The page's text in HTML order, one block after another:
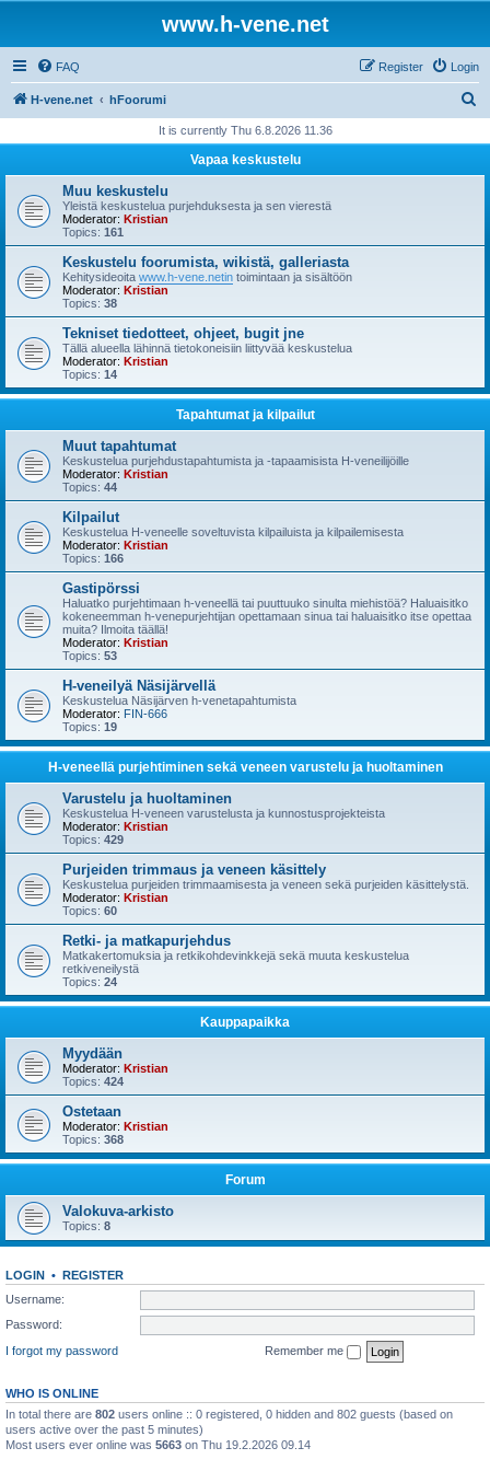
www.h-vene.net
FAQ Login
Register
H-vene.net hFoorumi
r
It is currently Thu 6.8.2026 11.36
Vapaa keskustelu
Muu keskustelu
Yleistä keskustelua purjehduksesta ja sen vierestä
Moderator: Kristian
Topics: 161
Keskustelu foorumista, wikistä, galleriasta
Kehitysideoita www.h-vene.netin toimintaan ja sisältöön
Moderator: Kristian
Topics: 38
Tekniset tiedotteet, ohjeet, bugit jne
Tällä alueella lähinnä tietokoneisiin liittyvää keskustelua
Moderator: Kristian
Topics: 14
Tapahtumat ja kilpailut
Muut tapahtumat
Keskustelua purjehdustapahtumista ja -tapaamisista H-veneilijöille
Moderator: Kristian
Topics: 44
Kilpailut
Keskustelua H-veneelle soveltuvista kilpailuista ja kilpailemisesta
Moderator: Kristian
Topics: 166
Gastipörssi
Haluatko purjehtimaan h-veneellä tai puuttuuko sinulta miehistöä? Haluaisitko
kokeneemman h-venepurjehtijan opettamaan sinua tai haluaisitko itse opettaa
muita? Ilmoita täällä!
Moderator: Kristian
Topics: 53
H-veneilyä Näsijärvellä
Keskustelua Näsijärven h-venetapahtumista
Moderator: FIN-666
Topics: 19
H-veneellä purjehtiminen sekä veneen varustelu ja huoltaminen
Varustelu ja huoltaminen
Keskustelua H-veneen varustelusta ja kunnostusprojekteista
Moderator: Kristian
Topics: 429
Purjeiden trimmaus ja veneen käsittely
Keskustelua purjeiden trimmaamisesta ja veneen sekä purjeiden käsittelystä.
Moderator: Kristian
Topics: 60
Retki- ja matkapurjehdus
Matkakertomuksia ja retkikohdevinkkejä sekä muuta keskustelua
retkiveneilystä
Topics: 24
Kauppapaikka
Myydään
Moderator: Kristian
Topics: 424
Ostetaan
Moderator: Kristian
Topics: 368
Forum
Valokuva-arkisto
Topics: 8
LOGIN • REGISTER
Username:
Password:
I forgot my password
Remember me
WHO IS ONLINE
In total there are 802 users online :: 0 registered, 0 hidden and 802 guests (based on
users active over the past 5 minutes)
Most users ever online was 5663 on Thu 19.2.2026 09.14